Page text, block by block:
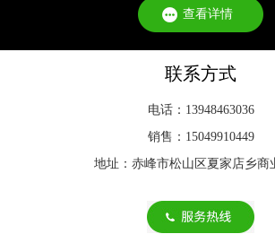
查看详情
联系方式
电话：13948463036
销售：15049910449
地址：赤峰市松山区夏家店乡商